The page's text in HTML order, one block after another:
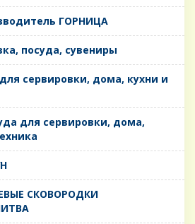
ГОРНИЦА
посуда, сувениры
для сервировки, дома, кухни и
для сервировки, дома,
СКОВОРОДКИ